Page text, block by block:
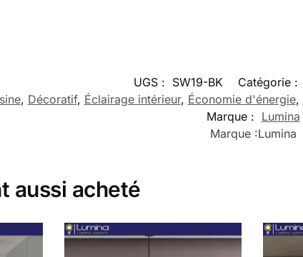
UGS : SW19-BK Catégorie :
, Décoratif, Éclairage intérieur, Économie d'énergie,
Marque : Lumina
Marque :Lumina
aussi acheté